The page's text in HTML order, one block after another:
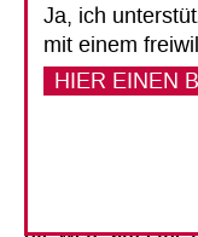
Vorlesen
Ja, ich
mit einem
HIER EINEN